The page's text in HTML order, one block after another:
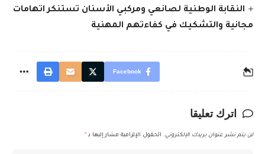
النقابة الوطنية لصانعي ومركبي الأسنان تستنكر اتهامات
مجانية والتشكيك في كفاءتهم المهنية
Facebook
اترك تعليقا
لن يتم نشر عنوان بريدك الإلكتروني. الحقول الإلزامية مشار إليها بـ *